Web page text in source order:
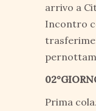
arrivo a
Incontro
Prima